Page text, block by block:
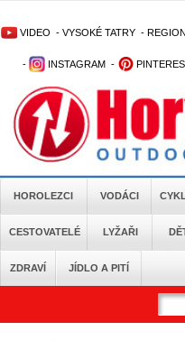
VIDEO - VYSOKÉ TATRY -
- INSTAGRAM -
HOROLEZCI VODÁCI
CESTOVATELÉ LYŽAŘI
ZDRAVÍ JÍDLO A PITÍ